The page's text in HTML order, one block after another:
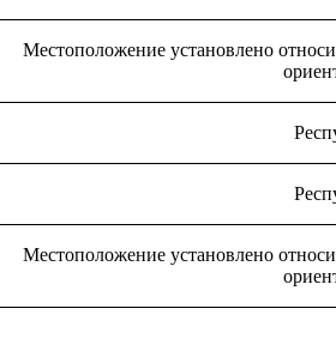
Местоположение установлено
Местоположение установлено